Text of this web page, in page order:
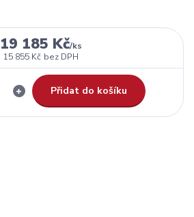
19 185 Kč/ks
15 855 Kč bez DPH
Přidat do košíku